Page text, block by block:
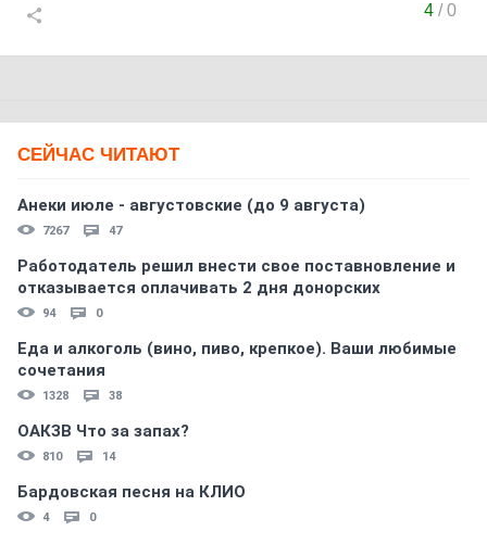
4/0
СЕЙЧАС ЧИТАЮТ
Анеки июле - августовские (до 9 августа)
7267 47
Работодатель решил внести свое поставновление и
отказывается оплачивать 2 дня донорских
94 0
Еда и алкоголь (вино, пиво, крепкое). Ваши любимые
сочетания
1328 38
ОАКЗВ Что за запах?
810 14
Бардовская песня на КЛИО
4 0